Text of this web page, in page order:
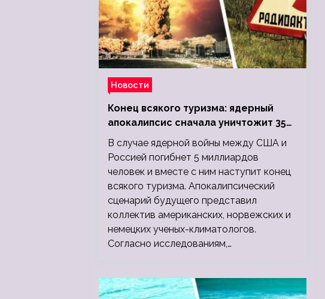
Новости
Конец всякого туризма: ядерный
апокалипсис сначала уничтожит 350
миллионов, а потом 5 миллиардов
людей
В случае ядерной войны между США и
Россией погибнет 5 миллиардов
человек и вместе с ним наступит конец
всякого туризма. Апокалипсический
сценарий будущего представил
коллектив американских, норвежских и
немецких ученых-климатологов.
Согласно исследованиям,…